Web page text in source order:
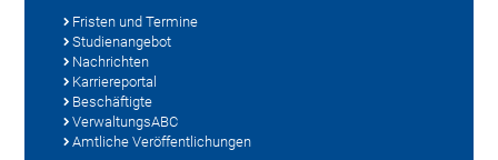
Fristen und Termine
Studienangebot
Nachrichten
Karriereportal
Beschäftigte
VerwaltungsABC
Amtliche Veröffentlichungen